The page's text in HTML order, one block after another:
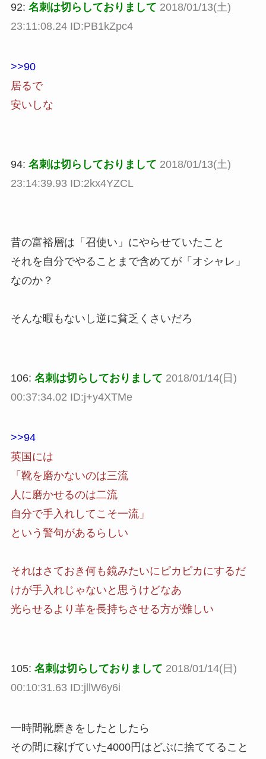
92: 名刺は切らしておりまして 2018/01/13(土)
23:11:08.24 ID:PB1kZpc4
>>90
居るで
安いしな
94: 名刺は切らしておりまして 2018/01/13(土)
23:14:39.93 ID:2kx4YZCL
昔の富裕層は「召使い」にやらせていたこと
それを自分でやることまで含めてが「オシャレ」
なのか？
そんな暇もないし逆に貧乏くさいだろ
106: 名刺は切らしておりまして 2018/01/14(日)
00:37:34.02 ID:j+y4XTMe
>>94
英国には
「靴を磨かないのは三流
人に磨かせるのは二流
自分で手入れしてこそ一流」
という警句があるらしい
それはさておき何も鏡みたいにピカピカにするだ
けが手入れじゃないと思うけどなあ
光らせるより革を長持ちさせる方が難しい
105: 名刺は切らしておりまして 2018/01/14(日)
00:10:31.63 ID:jllW6y6i
一時間靴磨きをしたとしたら
その間に稼げていた4000円はどぶに捨ててること